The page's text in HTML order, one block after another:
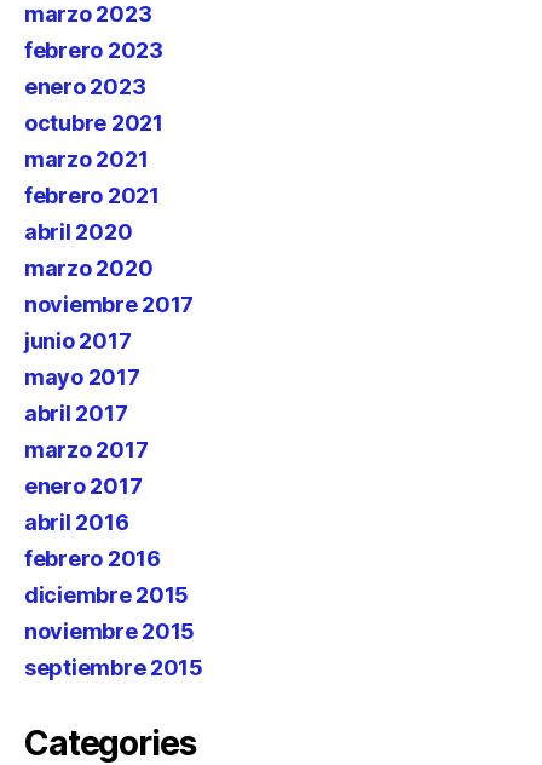
marzo 2023
febrero 2023
enero 2023
octubre 2021
marzo 2021
febrero 2021
abril 2020
marzo 2020
noviembre 2017
junio 2017
mayo 2017
abril 2017
marzo 2017
enero 2017
abril 2016
febrero 2016
diciembre 2015
noviembre 2015
septiembre 2015
Categories